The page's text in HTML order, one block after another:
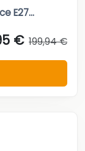
E27...
€ 199,94 €